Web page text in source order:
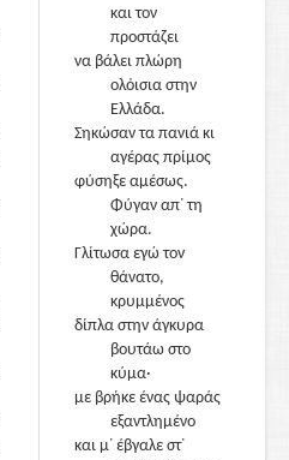
και τον
προστάζει
να βάλει πλώρη
ολόισια στην
Ελλάδα.
Σηκώσαν τα πανιά κι
αγέρας πρίμος
φύσηξε αμέσως.
Φύγαν απ᾽ τη
χώρα.
Γλίτωσα εγώ τον
θάνατο,
κρυμμένος
δίπλα στην άγκυρα
βουτάω στο
κύμα·
με βρήκε ένας ψαράς
εξαντλημένο
και μ᾽ έβγαλε στ᾽